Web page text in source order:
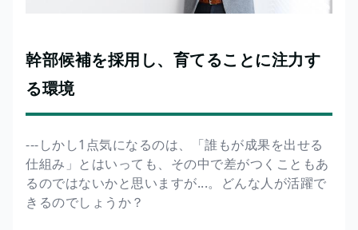
幹部候補を採用し、育てることに注力す
る環境
---しかし1点気になるのは、「誰もが成果を出せる
仕組み」とはいっても、その中で差がつくこともあ
るのではないかと思いますが...。どんな人が活躍で
きるのでしょうか？